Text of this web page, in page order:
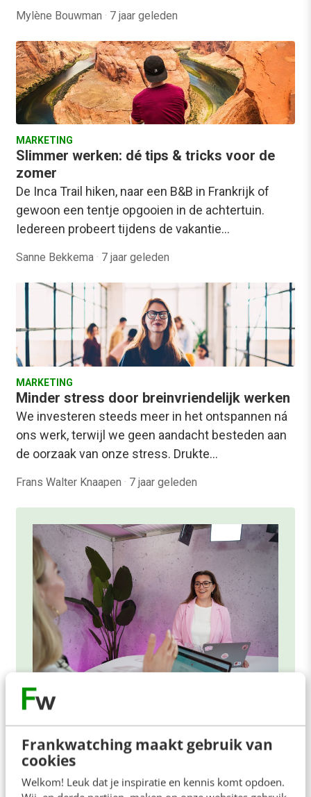
Frankwatching maakt gebruik van
cookies
Welkom! Leuk dat je inspiratie en kennis komt opdoen.
Mylène Bouwman · 7 jaar geleden
MARKETING
Slimmer werken: dé tips & tricks voor de
zomer
De Inca Trail hiken, naar een B&B in Frankrijk of
gewoon een tentje opgooien in de achtertuin.
Iedereen probeert tijdens de vakantie…
Sanne Bekkema · 7 jaar geleden
MARKETING
Minder stress door breinvriendelijk werken
We investeren steeds meer in het ontspannen ná
ons werk, terwijl we geen aandacht besteden aan
de oorzaak van onze stress. Drukte…
Frans Walter Knaapen · 7 jaar geleden
ONLINE MASTERCLASS
De nieuwe SEO- & GEO-
spelregels
In 2,5 uur van Google-first naar AI-first: zo wordt je